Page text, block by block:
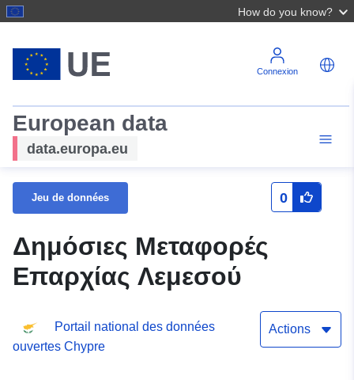
How do you know?
Connexion
European data
data.europa.eu
Jeu de données 0
Δημόσιες Μεταφορές
Επαρχίας Λεμεσού
Portail national des données
ouvertes Chypre
Actions